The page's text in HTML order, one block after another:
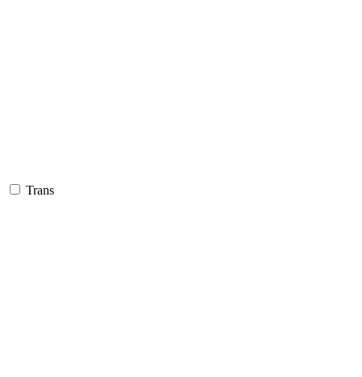
Trans